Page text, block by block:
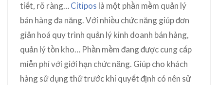
tiết, rõ ràng…Citipos là một phần mềm quản lý
bán hàng đa năng. Với nhiều chức năng giúp đơn
giản hoá quy trình quản lý kinh doanh bán hàng,
quản lý tồn kho… Phần mềm đang được cung cấp
miễn phí với giới hạn chức năng. Giúp cho khách
hàng sử dụng thử trước khi quyết định có nên sử